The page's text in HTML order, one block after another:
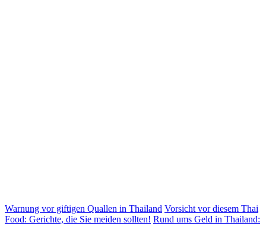
Warnung vor giftigen Quallen in Thailand Vorsicht vor diesem Thai
Food: Gerichte, die Sie meiden sollten! Rund ums Geld in Thailand: